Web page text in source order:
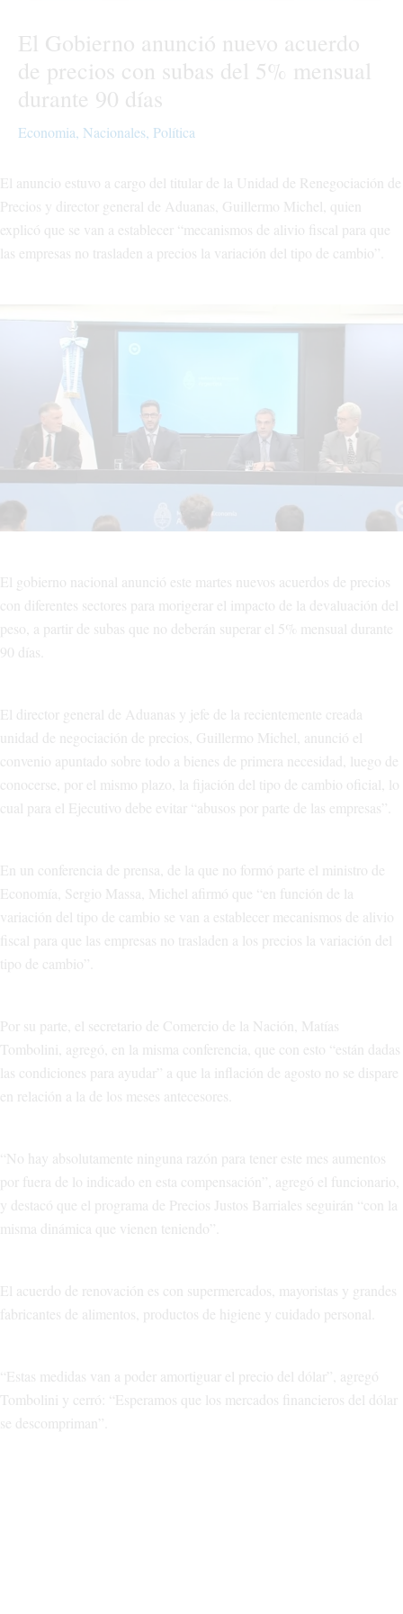
El Gobierno anunció nuevo acuerdo
de precios con subas del 5% mensual
durante 90 días
Economia, Nacionales, Política
El anuncio estuvo a cargo del titular de la Unidad de Renegociación de
Precios y director general de Aduanas, Guillermo Michel, quien
explicó que se van a establecer “mecanismos de alivio fiscal para que
las empresas no trasladen a precios la variación del tipo de cambio”.
El gobierno nacional anunció este martes nuevos acuerdos de precios
con diferentes sectores para morigerar el impacto de la devaluación del
peso, a partir de subas que no deberán superar el 5% mensual durante
90 días.
El director general de Aduanas y jefe de la recientemente creada
unidad de negociación de precios, Guillermo Michel, anunció el
convenio apuntado sobre todo a bienes de primera necesidad, luego de
conocerse, por el mismo plazo, la fijación del tipo de cambio oficial, lo
cual para el Ejecutivo debe evitar “abusos por parte de las empresas”.
En un conferencia de prensa, de la que no formó parte el ministro de
Economía, Sergio Massa, Michel afirmó que “en función de la
variación del tipo de cambio se van a establecer mecanismos de alivio
fiscal para que las empresas no trasladen a los precios la variación del
tipo de cambio”.
Por su parte, el secretario de Comercio de la Nación, Matías
Tombolini, agregó, en la misma conferencia, que con esto “están dadas
las condiciones para ayudar” a que la inflación de agosto no se dispare
en relación a la de los meses antecesores.
“No hay absolutamente ninguna razón para tener este mes aumentos
por fuera de lo indicado en esta compensación”, agregó el funcionario,
y destacó que el programa de Precios Justos Barriales seguirán “con la
misma dinámica que vienen teniendo”.
El acuerdo de renovación es con supermercados, mayoristas y grandes
fabricantes de alimentos, productos de higiene y cuidado personal.
“Estas medidas van a poder amortiguar el precio del dólar”, agregó
Tombolini y cerró: “Esperamos que los mercados financieros del dólar
se descompriman”.